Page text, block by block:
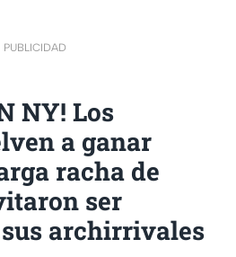
PUBLICIDAD
NY! Los
a ganar
racha de
ser
archirrivales